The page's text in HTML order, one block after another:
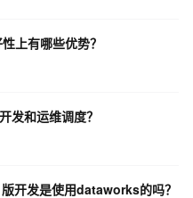
上有哪些优势？
和运维调度？
开发是使用dataworks的吗？